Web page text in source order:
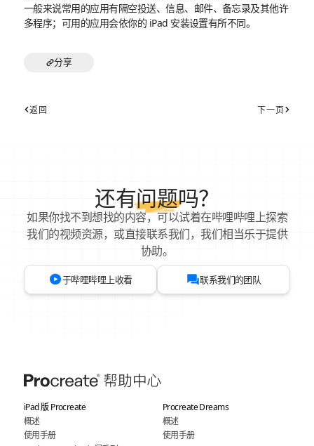
一般来说常用的应用有隔空投送、信息、邮件、备忘录及其他许
多程序；可用的应用会依你的 iPad 安装设置有所不同。
分享
返回 下一页
还有问题吗？
如果你找不到想找的内容，可以试着在哔哩哔哩上探索
我们的视频资源，或直接联系我们，我们相当乐于提供
协助。
于哔哩哔哩上收看 联系我们的团队
iPad 版 Procreate
概述
使用手册
Procreate Dreams
概述
使用手册